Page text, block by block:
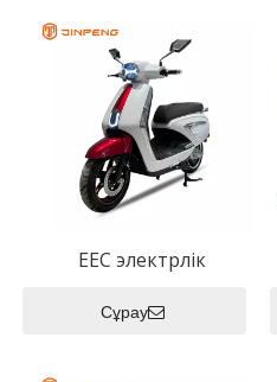
EEC электрлік
Сұрау